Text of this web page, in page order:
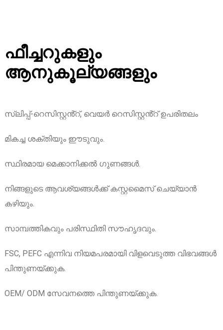
ഫീച്ചറുകളും
ആനുകൂല്യങ്ങളും
സ്ലിപ്പ്-റെസിസ്റ്റൻ്റ്, വെയർ റെസിസ്റ്റൻ്റ് ഉപരിതലം
മികച്ച ശക്തിയും ഈടുവും.
സ്ഥിരമായ മെക്കാനിക്കൽ ഗുണങ്ങൾ.
നിങ്ങളുടെ ആവശ്യങ്ങൾക്ക് കസ്റ്റമൈസ് ചെയ്യാൻ
കഴിയും.
സാമ്പത്തികവും പരിസ്ഥിതി സൗഹൃദവും.
FSC, PEFC എന്നിവ നിയമപരമായി വിളവെടുത്ത വിഭവങ്ങൾ
പിന്തുണയ്ക്കുക.
OEM/ ODM സേവനത്തെ പിന്തുണയ്ക്കുക.